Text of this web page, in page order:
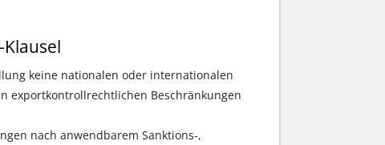
keine nationalen oder internationalen
exportkontrollrechtlichen Beschränkungen
nach anwendbarem Sanktions-,